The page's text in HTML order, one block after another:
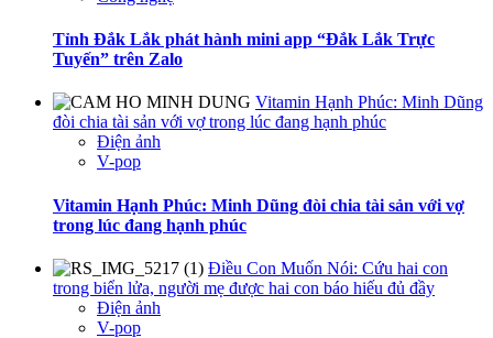
Tỉnh Đắk Lắk phát hành mini app “Đắk Lắk Trực
Tuyến” trên Zalo
Vitamin Hạnh Phúc: Minh Dũng
đòi chia tài sản với vợ trong lúc đang hạnh phúc
Điện ảnh
V-pop
Vitamin Hạnh Phúc: Minh Dũng đòi chia tài sản với vợ
trong lúc đang hạnh phúc
Điều Con Muốn Nói: Cứu hai con
trong biển lửa, người mẹ được hai con báo hiếu đủ đầy
Điện ảnh
V-pop